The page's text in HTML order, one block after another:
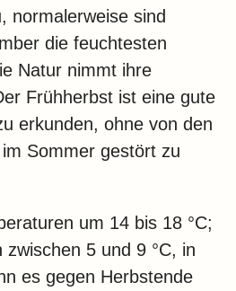
normalerweise sind
die feuchtesten
Natur nimmt ihre
Frühherbst ist eine gute
erkunden, ohne von den
Sommer gestört zu
um 14 bis 18 °C;
5 und 9 °C, in
es gegen Herbstende